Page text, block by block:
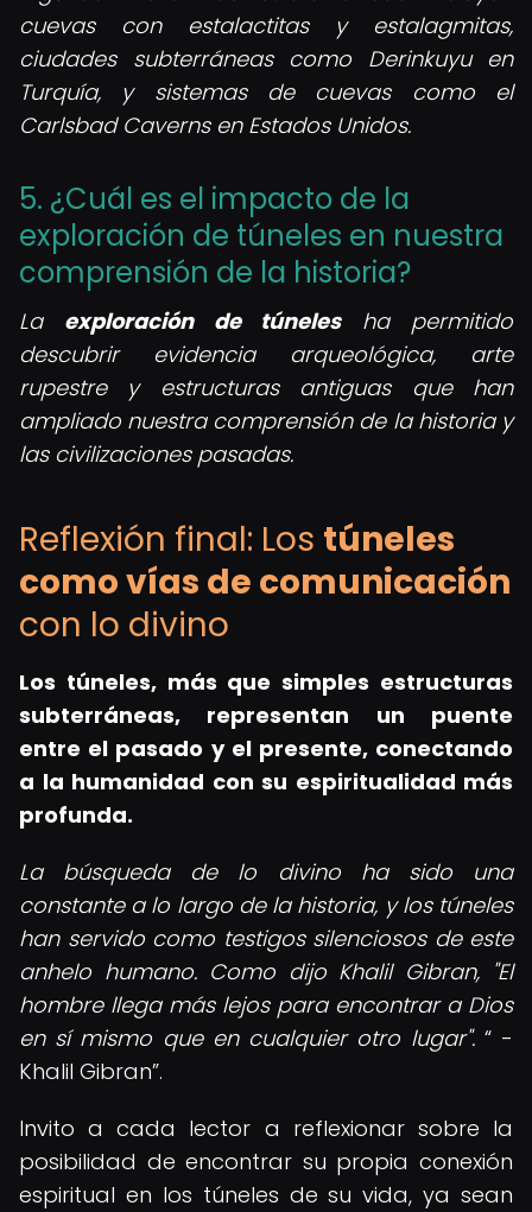
cuevas con estalactitas y estalagmitas,
ciudades subterráneas como Derinkuyu en
Turquía, y sistemas de cuevas como el
Carlsbad Caverns en Estados Unidos.
5. ¿Cuál es el impacto de la
exploración de túneles en nuestra
comprensión de la historia?
La exploración de túnelesha permitido
descubrir evidencia arqueológica, arte
rupestre y estructuras antiguas que han
ampliado nuestra comprensión de la historia y
las civilizaciones pasadas.
Reflexión final: Los túneles
como vías de comunicación
con lo divino
Los túneles, más que simples estructuras
subterráneas, representan un puente
entre el pasado y el presente, conectando
a la humanidad con su espiritualidad más
profunda.
La búsqueda de lo divino ha sido una
constante a lo largo de la historia, y los túneles
han servido como testigos silenciosos de este
anhelo humano. Como dijo Khalil Gibran, "El
hombre llega más lejos para encontrar a Dios
en sí mismo que en cualquier otro lugar". -
Khalil Gibran .
Invito a cada lector a reflexionar sobre la
posibilidad de encontrar su propia conexión
espiritual en los túneles de su vida, ya sean